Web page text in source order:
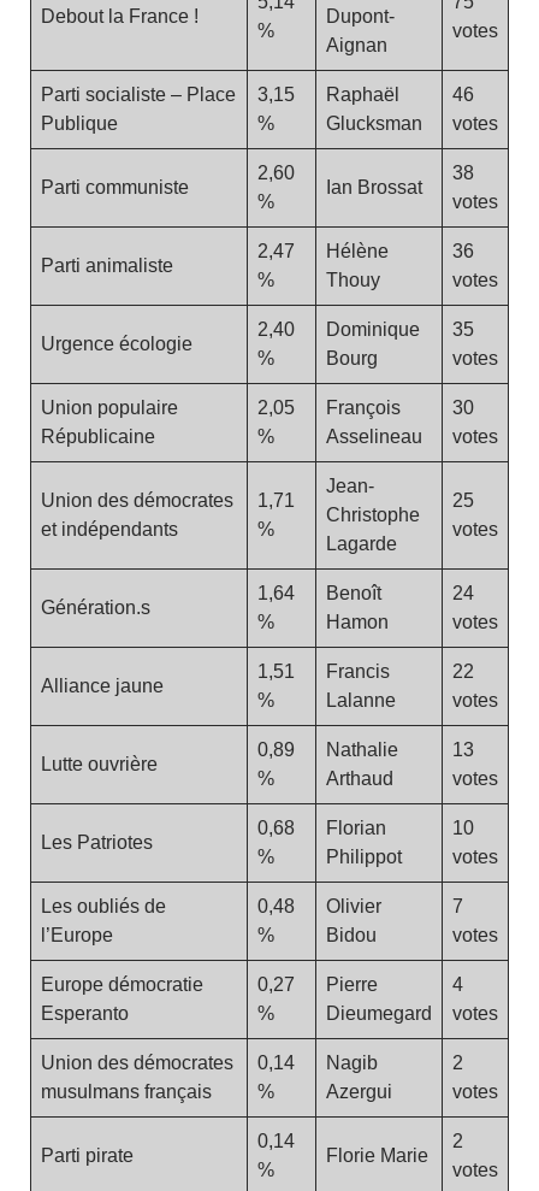
Debout la France !
%
Dupont-
Aignan
votes
Parti socialiste – Place
Publique
3,15
%
Raphaël
Glucksman
46
votes
Parti communiste
2,60
%
Ian Brossat
38
votes
Parti animaliste
2,47
%
Hélène
Thouy
36
votes
Urgence écologie
2,40
%
Dominique
Bourg
35
votes
Union populaire
Républicaine
2,05
%
François
Asselineau
30
votes
Union des démocrates
et indépendants
1,71
%
Jean-
Christophe
Lagarde
25
votes
Génération.s
1,64
%
Benoît
Hamon
24
votes
Alliance jaune
1,51
%
Francis
Lalanne
22
votes
Lutte ouvrière
0,89
%
Nathalie
Arthaud
13
votes
Les Patriotes
0,68
%
Florian
Philippot
10
votes
Les oubliés de
l’Europe
0,48
%
Olivier
Bidou
7
votes
Europe démocratie
Esperanto
0,27
%
Pierre
Dieumegard
4
votes
Union des démocrates
musulmans français
0,14
%
Nagib
Azergui
2
votes
Parti pirate
0,14
%
Florie Marie
2
votes